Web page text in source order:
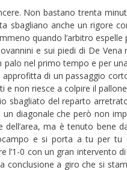
Non bastano trenta
sbagliano anche un rigore
quando l’arbitro
e sui piedi di De Vena
palo nel primo tempo e per
approfitta di un passaggio
e non riesce a colpire il
sbagliato del reparto
diagonale che però non
dell’area, ma è tenuto bene
e si porta a tu per tu
l’1-0 con un gran intervento
conclusione a giro che si